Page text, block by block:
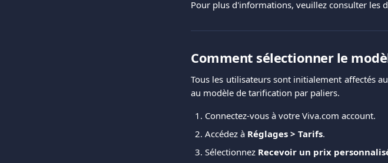
Pour plus d'informations, veuillez consulter les
Comment sélectionner le
Tous les utilisateurs sont initialement affectés
au modèle de tarification par paliers.
Connectez-vous à votre Viva.com account.
Accédez à Réglages > Tarifs.
Sélectionnez Recevoir un prix